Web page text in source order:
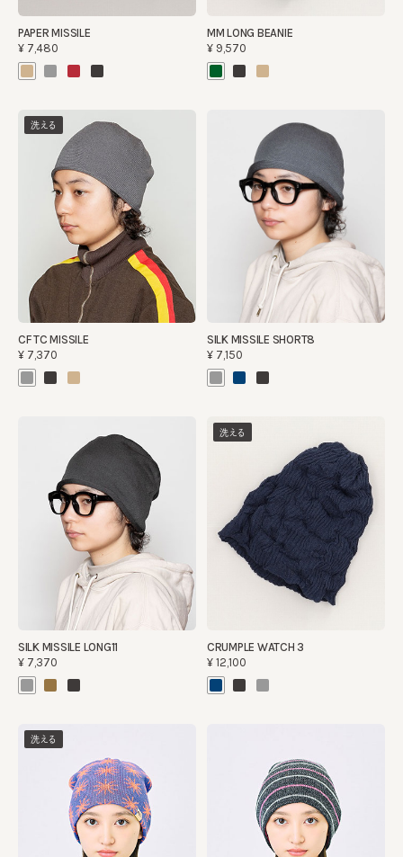
PAPER MISSILE
¥7,480
MM LONG BEANIE
¥9,570
洗える
CF TC MISSILE
¥7,370
SILK MISSILE SHORT8
¥7,150
SILK MISSILE LONG11
¥7,370
洗える
CRUMPLE WATCH 3
¥12,100
洗える